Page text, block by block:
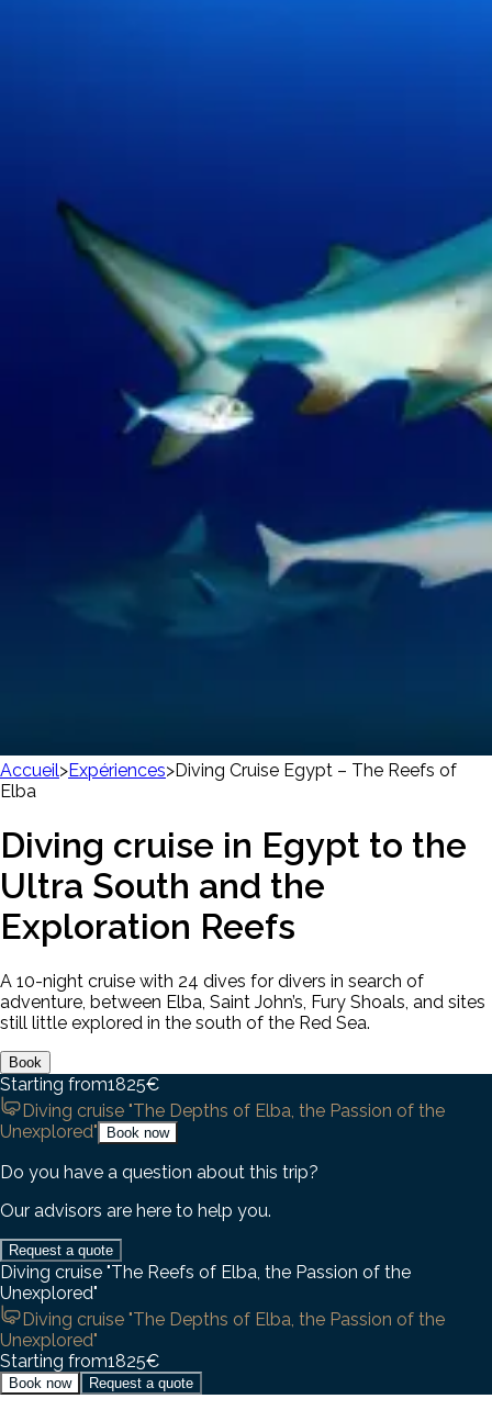
Accueil>Expériences>Diving Cruise Egypt – The Reefs of
Elba
Diving cruise in Egypt to the
Ultra South and the
Exploration Reefs
A 10-night cruise with 24 dives for divers in search of
adventure, between Elba, Saint John’s, Fury Shoals, and sites
still little explored in the south of the Red Sea.
Book
Starting from1825€
Diving cruise "The Depths of Elba, the Passion of the
Unexplored"
Book now
Do you have a question about this trip?
Our advisors are here to help you.
Request a quote
Diving cruise "The Reefs of Elba, the Passion of the
Unexplored"
Diving cruise "The Depths of Elba, the Passion of the
Unexplored"
Starting from1825€
Book now Request a quote